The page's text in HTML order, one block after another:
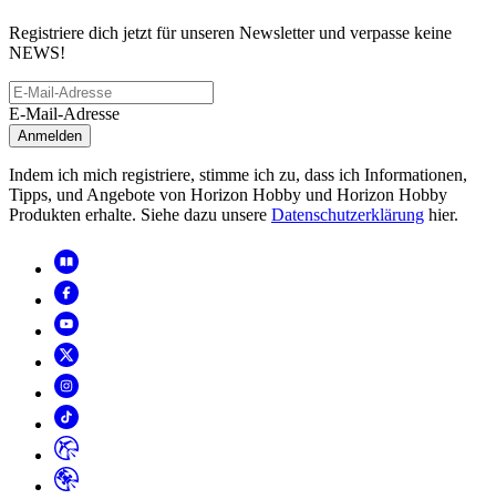
Registriere dich jetzt für unseren Newsletter und verpasse keine
NEWS!
E-Mail-Adresse
Anmelden
Indem ich mich registriere, stimme ich zu, dass ich Informationen,
Tipps, und Angebote von Horizon Hobby und Horizon Hobby
Produkten erhalte. Siehe dazu unsere Datenschutzerklärung hier.